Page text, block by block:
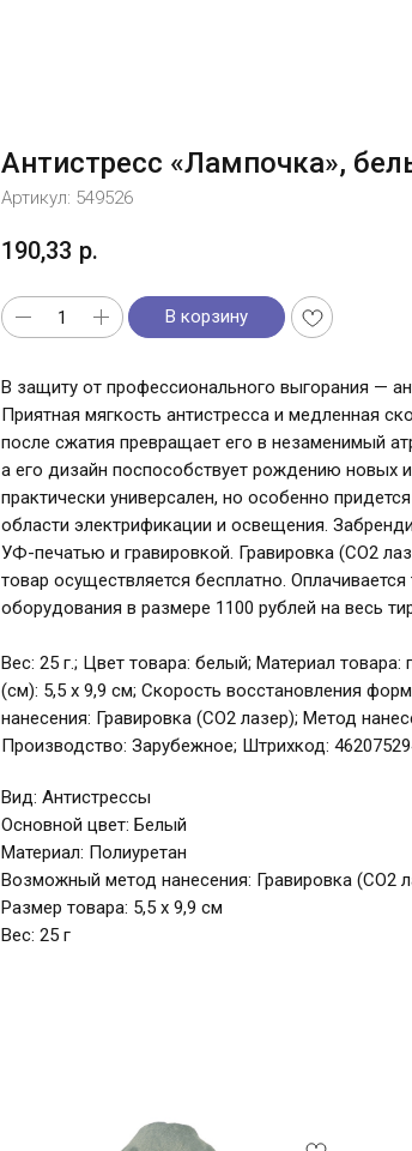
Антистресс «Лампочка»,
Артикул: 549526
190,33 р.
В корзину
В защиту от профессионального выгорания —
Приятная мягкость антистресса и медленная
после сжатия превращает его в незаменимый
а его дизайн поспособствует рождению новых
практически универсален, но особенно
области электрификации и освещения.
УФ-печатью и гравировкой. Гравировка (CO2
товар осуществляется бесплатно.
оборудования в размере 1100 рублей на весь
Вес: 25 г.; Цвет товара: белый; Материал товара:
(см): 5,5 х 9,9 см; Скорость восстановления
нанесения: Гравировка (CO2 лазер); Метод
Производство: Зарубежное; Штрихкод:
Вид: Антистрессы
Основной цвет: Белый
Материал: Полиуретан
Возможный метод нанесения: Гравировка (CO2
Размер товара: 5,5 х 9,9 см
Вес: 25 г